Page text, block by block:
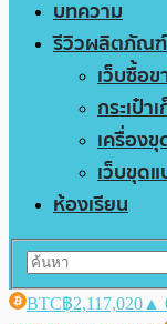
บทความ
รีวิวผลิตภัณฑ์
เว็บซื้อ
กระเป๋า
เครื่อง
เว็บขุด
ห้องเรียน
BTC฿2,117,020 ▲